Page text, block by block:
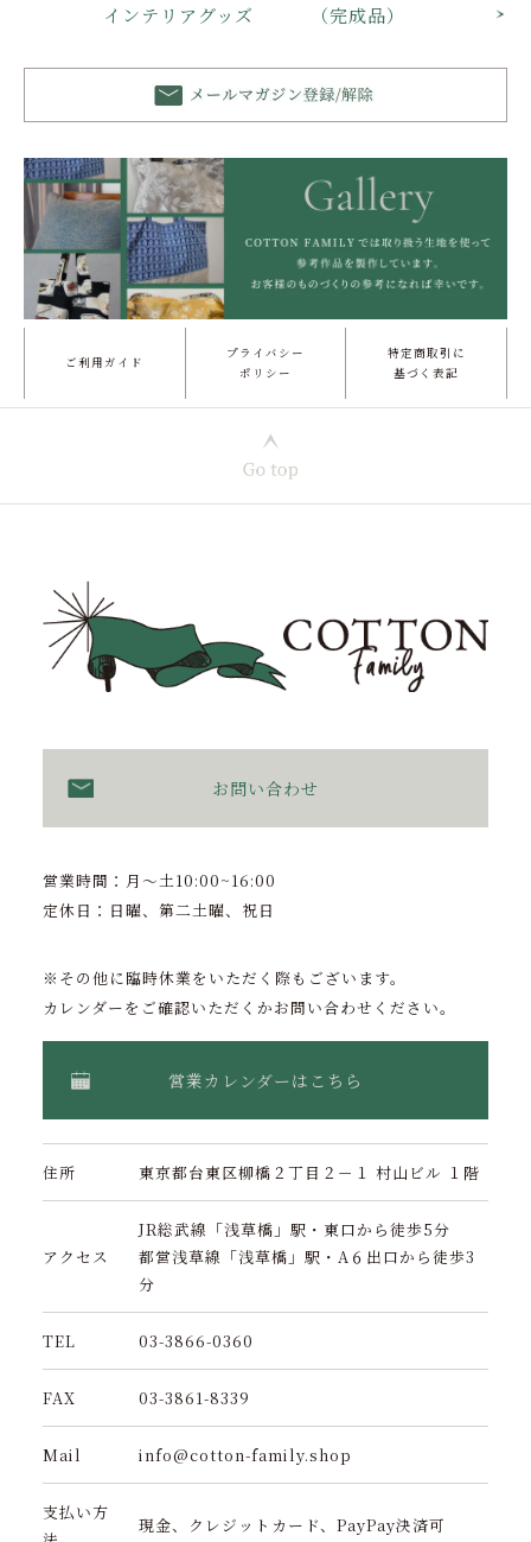
インテリアグッズ （完成品）
ご利用ガイド
プライバシー
ポリシー
特定商取引に
基づく表記
お問い合わせ
営業時間：月〜土10:00~16:00
定休日：日曜、第二土曜、祝日
※その他に臨時休業をいただく際もございます。
カレンダーをご確認いただくかお問い合わせください。
営業カレンダーはこちら
住所 東京都台東区柳橋２丁目２－１ 村山ビル １階
アクセス
JR総武線「浅草橋」駅・東口から徒歩5分
都営浅草線「浅草橋」駅・A６出口から徒歩3
分
TEL 03-3866-0360
FAX 03-3861-8339
Mail info@cotton-family.shop
支払い方
現金、クレジットカード、PayPay決済可